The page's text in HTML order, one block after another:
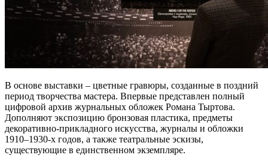
В основе выставки – цветные гравюры, созданные в поздний
период творчества мастера. Впервые представлен полный
цифровой архив журнальных обложек Романа Тыртова.
Дополняют экспозицию бронзовая пластика, предметы
декоративно-прикладного искусства, журналы и обложки
1910–1930-х годов, а также театральные эскизы,
существующие в единственном экземпляре.